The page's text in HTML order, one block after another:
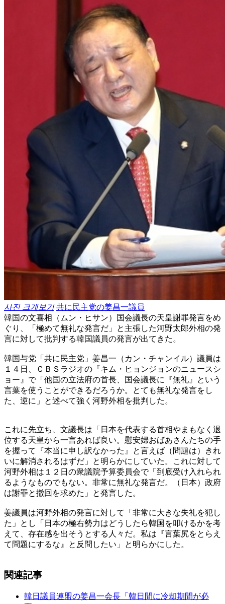
사진 크게보기 共に民主党の姜昌一議員
韓国の文喜相（ムン・ヒサン）国会議長の天皇謝罪発言をめ
ぐり、「極めて無礼な発言だ」と主張した河野太郎外相の発
言に対して批判する韓国議員の発言が出てきた。
韓国与党「共に民主党」姜昌一（カン・チャンイル）議員は
１４日、ＣＢＳラジオの『キム・ヒョンジョンのニュースシ
ョー』で「他国の立法府の首長、国会議長に『無礼』という
言葉を使うことができるだろうか。とても無礼な発言をし
た、逆に」と述べて強く河野外相を批判した。
これに先立ち、文議長は「日本を代表する首相やまもなく退
位する天皇から一言あれば良い。慰安婦おばあさんたちの手
を握って『本当に申し訳なかった』と言えば（問題は）きれ
いに解消されるはずだ」と明らかにしていた。これに対して
河野外相は１２日の衆議院予算委員会で「到底受け入れられ
るようなものでもない。非常に無礼な発言だ。（日本）政府
は謝罪と撤回を求めた」と発言した。
姜議員は河野外相の発言に対して「非常に大きな失礼を犯し
た」とし「日本の極右勢力はどうしたら韓国を叩けるかを考
えて、存在感を出そうとする人々だ。私は『言葉尻をとらえ
て問題にするな』と反問したい」と明らかにした。
関連記事
韓日議員連盟の姜昌一会長「韓日間に冷却期間が必